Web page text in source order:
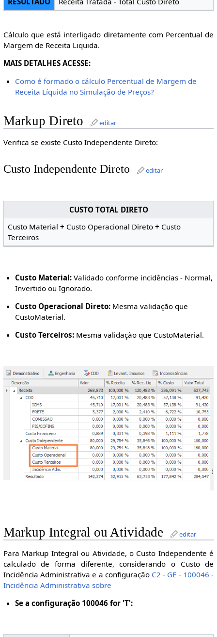
Cálculo que está interligado diretamente com Percentual de
Margem de Receita Liquida.
MAIS DETALHES ACESSE:
Como é formado o cálculo Percentual de Margem de
Receita Líquida no Simulação de Preços?
Markup Direto editar
Verifica se existe Custo Independente Direto:
Custo Independente Direto editar
CUSTO TOTAL DIRETO
Custo Material + Custo Operacional Direto + Custo
Terceiros
Custo Material: Validado conforme incidências - Normal,
Invertido ou Ignorado.
Custo Operacional Direto: Mesma validação que
CustoMaterial.
Custo Terceiros: Mesma validação que CustoMaterial.
Markup Integral ou Atividade editar
Para Markup Integral ou Atividade, o Custo Independente é
calculado de forma diferente, considerando o Custo de
Incidência Administrativa e a configuração C2 - GE - 100046 -
Incidência Administrativa sobre
Se a configuração 100046 for 'T':